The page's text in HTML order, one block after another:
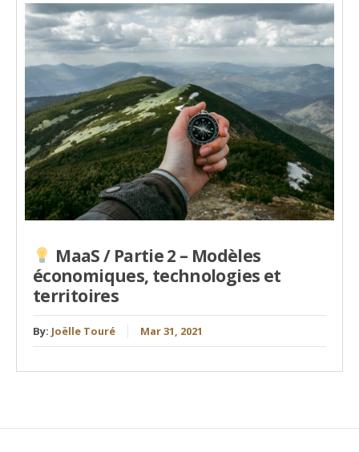
MaaS / Partie 2 – Modèles
économiques, technologies et
territoires
By: Joëlle Touré Mar 31, 2021